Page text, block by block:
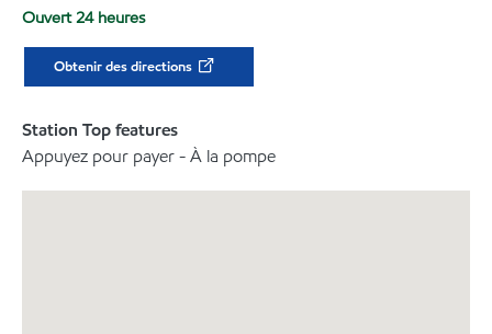
Ouvert 24 heures
Obtenir des directions
Station Top features
Appuyez pour payer - À la pompe